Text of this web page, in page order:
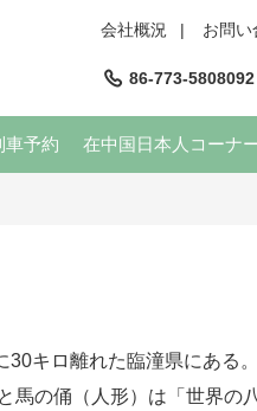
会社概況 | お問い
86-773-5808092
車予約 在中国日本人コーナ
30キロ離れた臨潼県にある
馬の俑（人形）は「世界の